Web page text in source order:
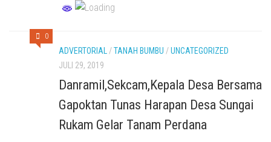
0
ADVERTORIAL/TANAH BUMBU /UNCATEGORIZED
JULI 29, 2019
Danramil,Sekcam,Kepala Desa Bersama
Gapoktan Tunas Harapan Desa Sungai
Rukam Gelar Tanam Perdana